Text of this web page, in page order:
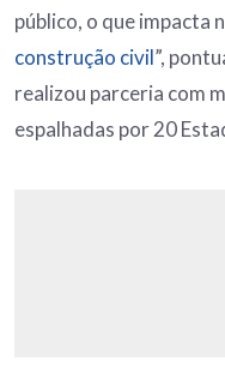
público, o que impacta
construção civil”,
realizou parceria com
espalhadas por 20